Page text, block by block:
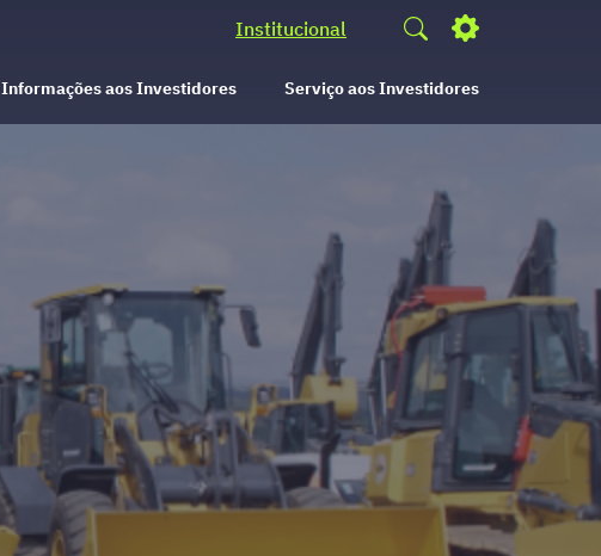
Institucional
Informações aos Investidores Serviço aos Investidores